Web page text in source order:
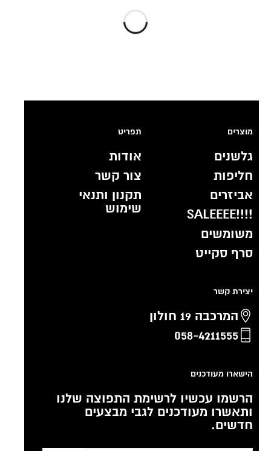
מוצרים
גלשנים
חליפות
אביזרים
!!!!SALEEEE
משומשים
סרף סקייט
תפריט
אודות
צור קשר
תקנון ותנאי
שימוש
יצירת קשר
המרכבה 19 חולון
058-4211555
הישארו מעודכנים
הרשמו עכשיו לרשימת התפוצה שלנו
ותאשרו מעודכנים לגבי מבצעים
חדשים.